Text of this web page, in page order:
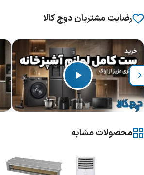
رضایت مشتریان دوج کالا
محصولات مشابه